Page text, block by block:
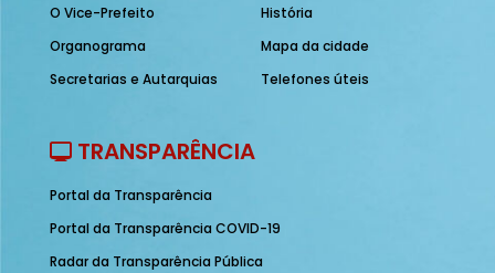
O Vice-Prefeito
Organograma
Secretarias e Autarquias
História
Mapa da cidade
Telefones úteis
TRANSPARÊNCIA
Portal da Transparência
Portal da Transparência COVID-19
Radar da Transparência Pública